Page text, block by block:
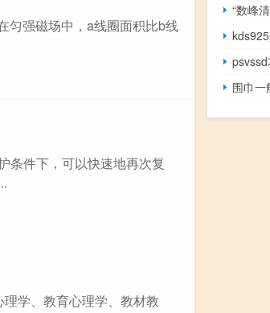
匀强磁场中，a线圈面积比b线
条件下，可以快速地再次复
学、教育心理学、教材教
“数峰
psvssd
围巾一